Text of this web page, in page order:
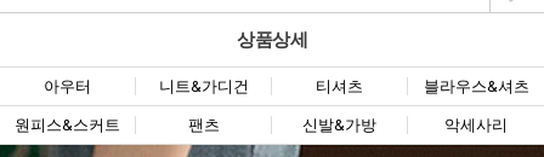
상품상세
아우터 니트&가디건 티셔츠 블라우스&셔츠
원피스&스커트 팬츠 신발&가방 악세사리